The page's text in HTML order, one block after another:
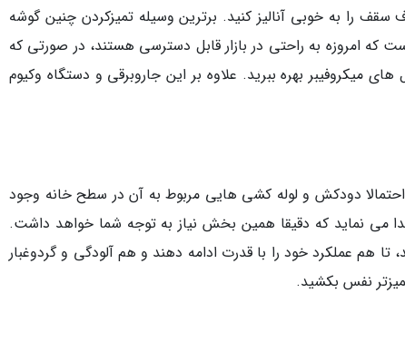
را به خوبی آنالیز کنید. برترین وسیله تمیزکردن چنین گوشه
امروزه به راحتی در بازار قابل دسترسی هستند، در صورتی که
میکروفیبر بهره ببرید. علاوه بر این جاروبرقی و دستگاه وکیوم
دودکش و لوله کشی هایی مربوط به آن در سطح خانه وجود
می نماید که دقیقا همین بخش نیاز به توجه شما خواهد داشت.
هم عملکرد خود را با قدرت ادامه دهند و هم آلودگی و گردوغبار
نفس بکشید.